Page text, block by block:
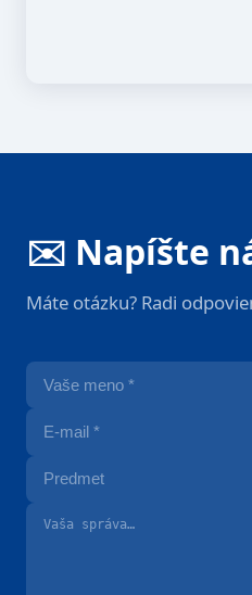
✉️ Napíšte
Máte otázku? Radi